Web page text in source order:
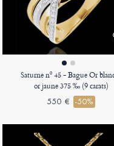
Saturne nº 45 - Bague Or
or jaune 375 ‰ (9 carats)
550 € -50%